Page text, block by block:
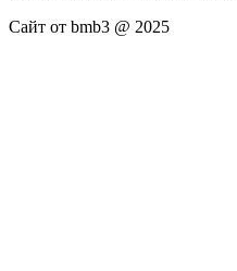
Сайт от bmb3 @ 2025